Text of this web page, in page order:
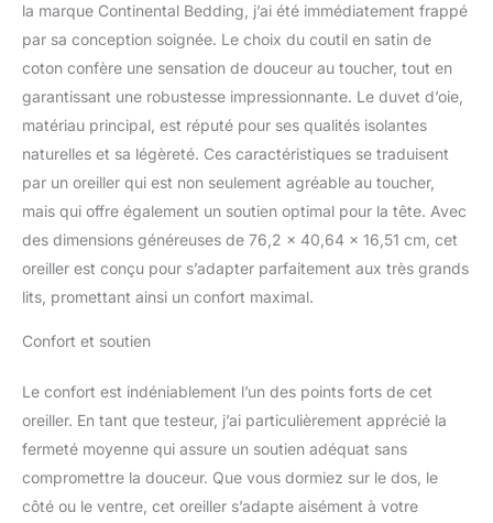
la marque Continental Bedding, j’ai été immédiatement frappé
par sa conception soignée. Le choix du coutil en satin de
coton confère une sensation de douceur au toucher, tout en
garantissant une robustesse impressionnante. Le duvet d’oie,
matériau principal, est réputé pour ses qualités isolantes
naturelles et sa légèreté. Ces caractéristiques se traduisent
par un oreiller qui est non seulement agréable au toucher,
mais qui offre également un soutien optimal pour la tête. Avec
des dimensions généreuses de 76,2 x 40,64 x 16,51 cm, cet
oreiller est conçu pour s’adapter parfaitement aux très grands
lits, promettant ainsi un confort maximal.
Confort et soutien
Le confort est indéniablement l’un des points forts de cet
oreiller. En tant que testeur, j’ai particulièrement apprécié la
fermeté moyenne qui assure un soutien adéquat sans
compromettre la douceur. Que vous dormiez sur le dos, le
côté ou le ventre, cet oreiller s’adapte aisément à votre